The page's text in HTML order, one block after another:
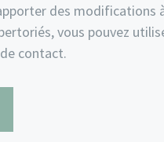
des modifications
vous pouvez
contact.